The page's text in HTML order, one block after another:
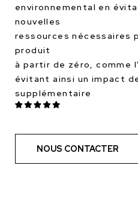
environnemental en
nouvelles
ressources nécessaires
produit
à partir de zéro,
évitant ainsi un impact
supplémentaire
NOUS CONTACTER